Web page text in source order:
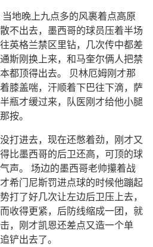
地晚上九点多的风裹着点高原
不出去，墨西哥的球员压着半场
英格兰禁区里钻，几次传中都差
斯刚换上来，和马奎尔俩人把禁
都顶得出去。 贝林厄姆刚才那
膝盖喘，汗顺着下巴往下滴，萨
瓶才缓过来，队医刚才给他小腿
按。
打进去，现在还憋着劲，刚才又
比墨西哥的后卫还高，可顶的球
声。 场边的墨西哥老帅攥着战
希门尼斯罚进点球的时候他蹦起
打了好几次让左边后卫压上去，
收得更紧，后防线缩成一团，就
，刚才凯恩还差点又造一个单
铲出去了。